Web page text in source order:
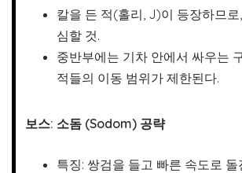
칼을 든 적(홀리, J)이 등장하므
심할 것.
중반부에는 기차 안에서 싸우는
적들의 이동 범위가 제한된다.
보스: 소돔 (Sodom) 공략
특징: 쌍검을 들고 빠른 속도로 돌